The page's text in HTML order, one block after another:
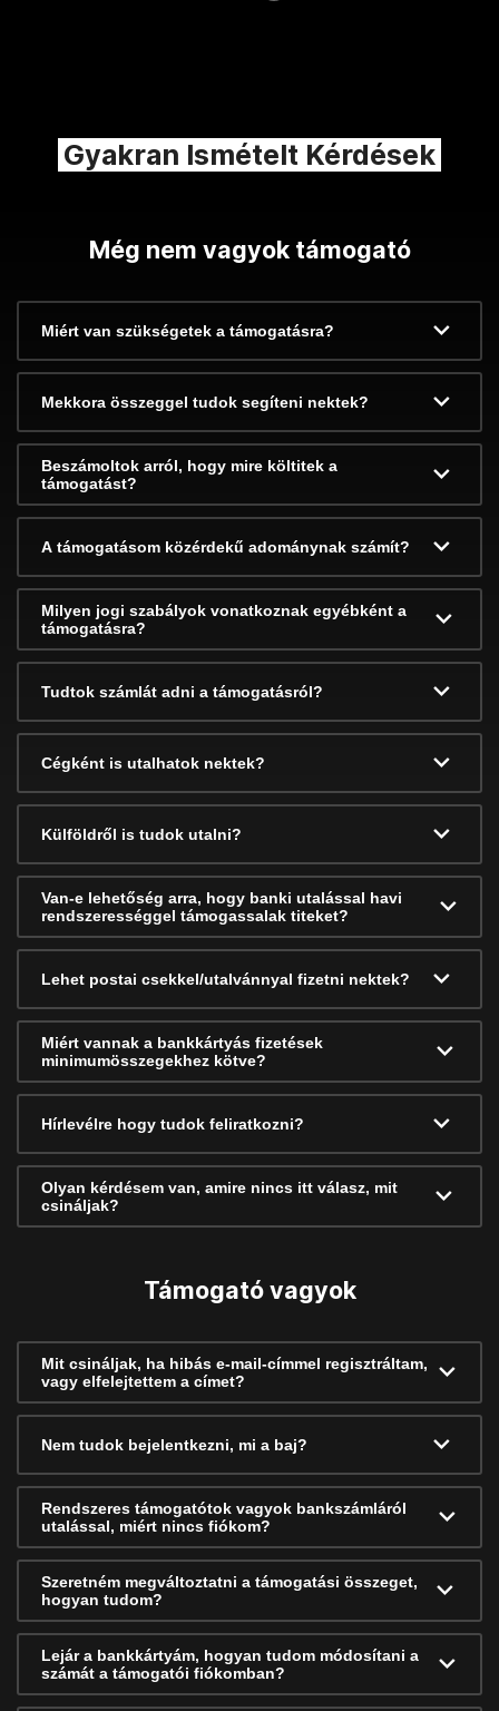
Gyakran Ismételt Kérdések
Még nem vagyok támogató
Miért van szükségetek a támogatásra?
Mekkora összeggel tudok segíteni nektek?
Beszámoltok arról, hogy mire költitek a
támogatást?
A támogatásom közérdekű adománynak számít?
Milyen jogi szabályok vonatkoznak egyébként a
támogatásra?
Tudtok számlát adni a támogatásról?
Cégként is utalhatok nektek?
Külföldről is tudok utalni?
Van-e lehetőség arra, hogy banki utalással havi
rendszerességgel támogassalak titeket?
Lehet postai csekkel/utalvánnyal fizetni nektek?
Miért vannak a bankkártyás fizetések
minimumösszegekhez kötve?
Hírlevélre hogy tudok feliratkozni?
Olyan kérdésem van, amire nincs itt válasz, mit
csináljak?
Támogató vagyok
Mit csináljak, ha hibás e-mail-címmel regisztráltam,
vagy elfelejtettem a címet?
Nem tudok bejelentkezni, mi a baj?
Rendszeres támogatótok vagyok bankszámláról
utalással, miért nincs fiókom?
Szeretném megváltoztatni a támogatási összeget,
hogyan tudom?
Lejár a bankkártyám, hogyan tudom módosítani a
számát a támogatói fiókomban?